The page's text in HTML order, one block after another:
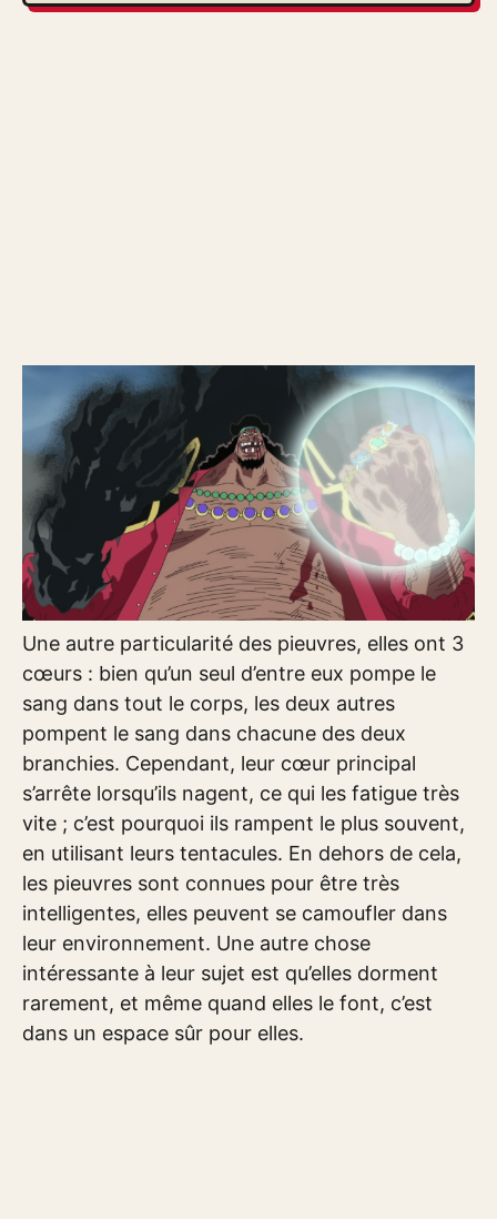
Une autre particularité des pieuvres, elles ont 3
cœurs : bien qu’un seul d’entre eux pompe le
sang dans tout le corps, les deux autres
pompent le sang dans chacune des deux
branchies. Cependant, leur cœur principal
s’arrête lorsqu’ils nagent, ce qui les fatigue très
vite ; c’est pourquoi ils rampent le plus souvent,
en utilisant leurs tentacules. En dehors de cela,
les pieuvres sont connues pour être très
intelligentes, elles peuvent se camoufler dans
leur environnement. Une autre chose
intéressante à leur sujet est qu’elles dorment
rarement, et même quand elles le font, c’est
dans un espace sûr pour elles.